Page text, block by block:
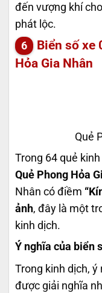
đến vượng khí
phát lộc.
Biển số xe
Hỏa Gia Nhân
Quẻ
Trong 64 quẻ
Quẻ Phong Hỏa
Nhân có điềm
ảnh, đây là một
kinh dịch.
Ý nghĩa của biển
Trong kinh dịch,
được giải nghĩa